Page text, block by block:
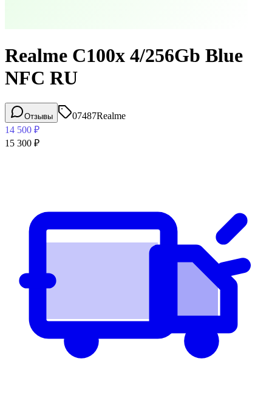
Realme C100x 4/256Gb Blue
NFC RU
Отзывы 07487Realme
14 500 ₽
15 300 ₽